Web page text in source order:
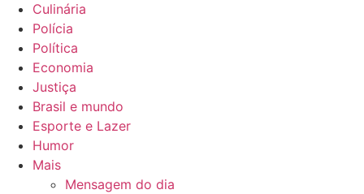
Culinária
Polícia
Política
Economia
Justiça
Brasil e mundo
Esporte e Lazer
Humor
Mais
Mensagem do dia